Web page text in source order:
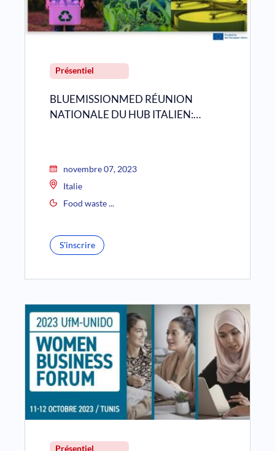
Présentiel
BLUEMISSIONMED RÉUNION
NATIONALE DU HUB ITALIEN:…
novembre 07, 2023
Italie
Food waste ...
S'inscrire
Présentiel